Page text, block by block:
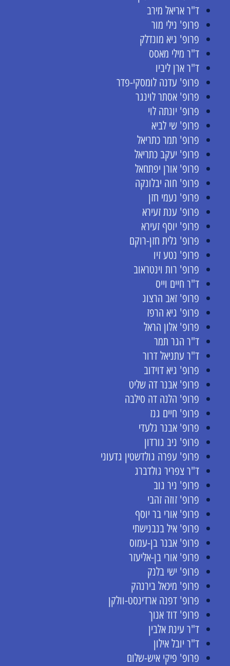
ד"ר אריאל מירב
פרופ' נילי מור
פרופ' גיא מונדלק
ד"ר מילי מאסס
ד"ר ארן ליביו
פרופ' עדנה לומסקי-פדר
פרופ' אסתר לוינגר
פרופ' יונתה לוי
פרופ' שי לביא
פרופ' תמר כתריאל
פרופ' יעקב כתריאל
פרופ' אורן יפתחאל
פרופ' חוה יבלונקה
פרופ' נעמי חזן
פרופ' ענת זעירא
פרופ' יוסף זעירא
פרופ' גלית חזן-רוקם
פרופ' נטע זיו
פרופ' רות וינטראוב
ד"ר חיים וייס
פרופ' זאב הרצוג
פרופ' גיא הרפז
פרופ' אלון הראל
ד"ר הגר תמר
ד"ר עתניאל דרור
פרופ' גיא דוידוב
פרופ' אבנר דה שליט
פרופ' הלנה דה סילבה
פרופ' חיים גנז
פרופ' אבנר גלעדי
פרופ' ניב גורדון
פרופ' עפרה גולדשטין גדעוני
ד"ר צפריר גולדברג
פרופ' ניר גוב
פרופ' זוזה זהבי
פרופ' אורי בר יוסף
פרופ' איל בנבנישתי
פרופ' אבנר בן-עמוס
פרופ' אורי בן-אליעזר
פרופ' ישי בלנק
פרופ' מיכאל בירנהק
פרופ' דפנה ארדינסט-וולקן
פרופ' דוד אנוך
ד"ר עינת אלבין
ד"ר יובל אילון
פרופ' פיקי איש-שלום